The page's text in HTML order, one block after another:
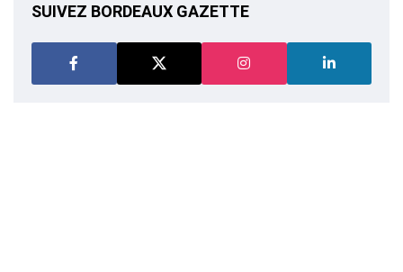
SUIVEZ BORDEAUX GAZETTE